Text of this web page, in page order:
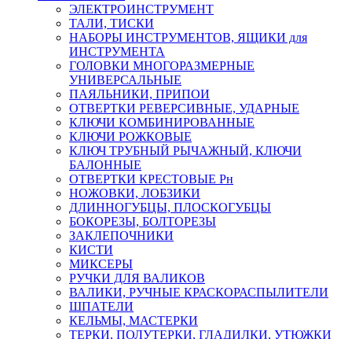
ЭЛЕКТРОИНСТРУМЕНТ
ТАЛИ, ТИСКИ
НАБОРЫ ИНСТРУМЕНТОВ, ЯЩИКИ для
ИНСТРУМЕНТА
ГОЛОВКИ МНОГОРАЗМЕРНЫЕ
УНИВЕРСАЛЬНЫЕ
ПАЯЛЬНИКИ, ПРИПОИ
ОТВЕРТКИ РЕВЕРСИВНЫЕ, УДАРНЫЕ
КЛЮЧИ КОМБИНИРОВАННЫЕ
КЛЮЧИ РОЖКОВЫЕ
КЛЮЧ ТРУБНЫЙ РЫЧАЖНЫЙ, КЛЮЧИ
БАЛОННЫЕ
ОТВЕРТКИ КРЕСТОВЫЕ Рн
НОЖОВКИ, ЛОБЗИКИ
ДЛИННОГУБЦЫ, ПЛОСКОГУБЦЫ
БОКОРЕЗЫ, БОЛТОРЕЗЫ
ЗАКЛЕПОЧНИКИ
КИСТИ
МИКСЕРЫ
РУЧКИ ДЛЯ ВАЛИКОВ
ВАЛИКИ, РУЧНЫЕ КРАСКОРАСПЫЛИТЕЛИ
ШПАТЕЛИ
КЕЛЬМЫ, МАСТЕРКИ
ТЕРКИ, ПОЛУТЕРКИ, ГЛАДИЛКИ, УТЮЖКИ